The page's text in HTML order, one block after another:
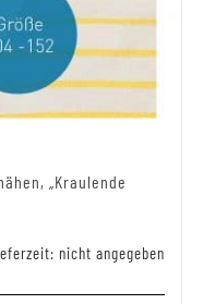
„Kraulende
nicht angegeben